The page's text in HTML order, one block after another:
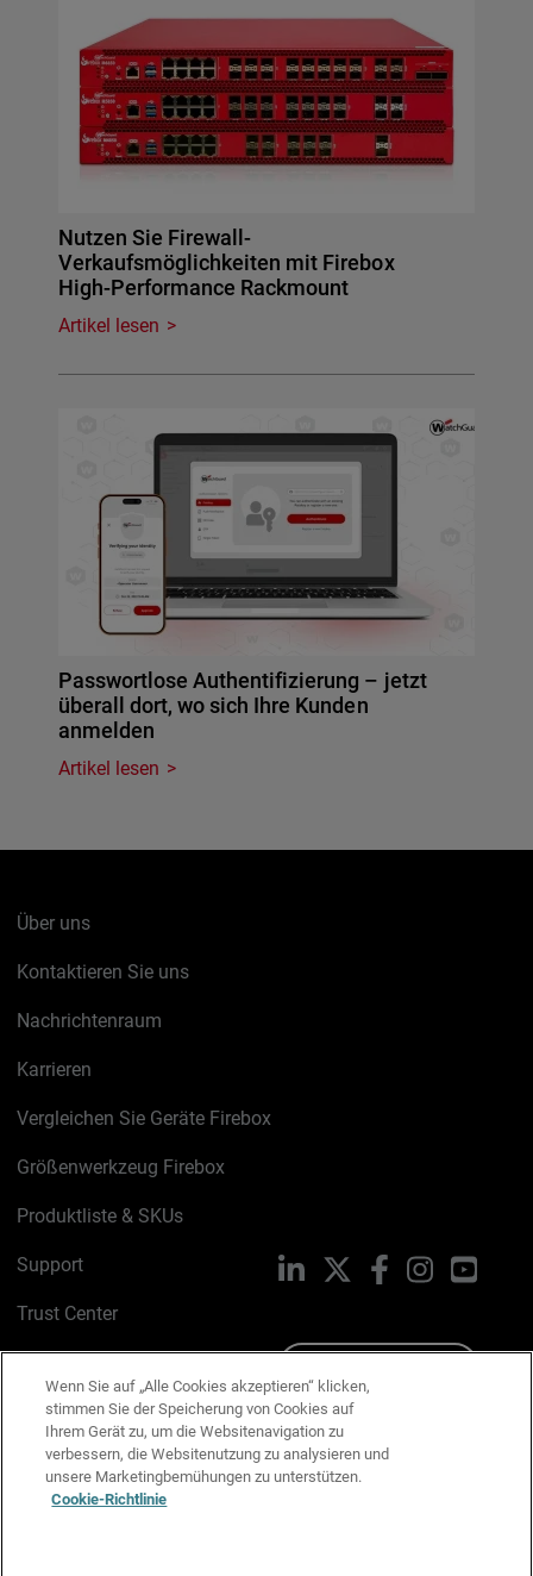
Nutzen Sie Firewall-
Verkaufsmöglichkeiten mit Firebox
High-Performance Rackmount
Artikel lesen
Passwortlose Authentifizierung – jetzt
überall dort, wo sich Ihre Kunden
anmelden
Artikel lesen
Über uns
Kontaktieren Sie uns
Nachrichtenraum
Karrieren
Vergleichen Sie Geräte Firebox
Größenwerkzeug Firebox
Produktliste & SKUs
Support
Trust Center
Cookie-Richtlinie
Datenschutzrichtlinie
Media & Brand Kit
LinkedIn FacebookInstagram
Wenn Sie auf „Alle Cookies akzeptieren“ klicken,
stimmen Sie der Speicherung von Cookies auf
Ihrem Gerät zu, um die Websitenavigation zu
verbessern, die Websitenutzung zu analysieren und
unsere Marketingbemühungen zu unterstützen.
Cookie-Richtlinie